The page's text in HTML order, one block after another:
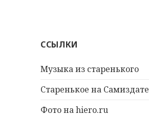
ж
:
ССЫЛКИ
Музыка из старенького
Старенькое на Самиздате
Фото на hiero.ru